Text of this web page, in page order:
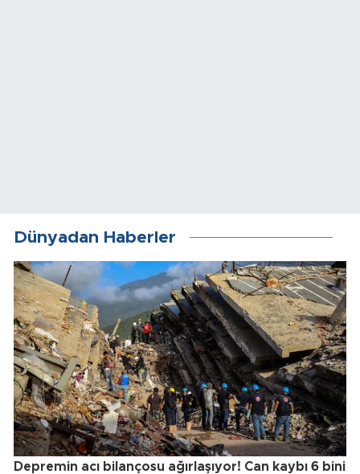
Dünyadan Haberler
Depremin acı bilançosu ağırlaşıyor! Can kaybı 6 bini